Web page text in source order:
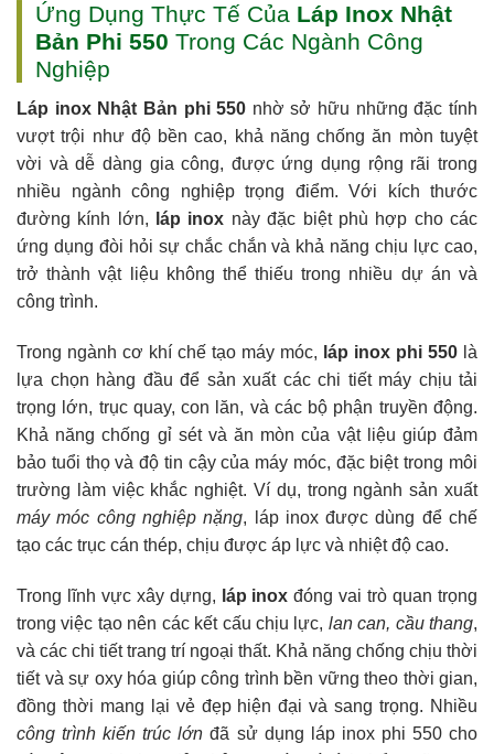
Ứng Dụng Thực Tế Của Láp Inox Nhật
Bản Phi 550 Trong Các Ngành Công
Nghiệp
Láp inox Nhật Bản phi 550 nhờ sở hữu những đặc tính
vượt trội như độ bền cao, khả năng chống ăn mòn tuyệt
vời và dễ dàng gia công, được ứng dụng rộng rãi trong
nhiều ngành công nghiệp trọng điểm. Với kích thước
đường kính lớn,
láp inox này đặc biệt phù hợp cho các
ứng dụng đòi hỏi sự chắc chắn và khả năng chịu lực cao,
trở thành vật liệu không thể thiếu trong nhiều dự án và
công trình.
Trong ngành cơ khí chế tạo máy móc, láp inox phi 550 là
lựa chọn hàng đầu để sản xuất các chi tiết máy chịu tải
trọng lớn, trục quay, con lăn, và các bộ phận truyền động.
Khả năng chống gỉ sét và ăn mòn của vật liệu giúp đảm
bảo tuổi thọ và độ tin cậy của máy móc, đặc biệt trong môi
trường làm việc khắc nghiệt. Ví dụ, trong ngành sản xuất
máy móc công nghiệp nặng, láp inox được dùng để chế
tạo các trục cán thép, chịu được áp lực và nhiệt độ cao.
Trong lĩnh vực xây dựng, láp inox đóng vai trò quan trọng
trong việc tạo nên các kết cấu chịu lực, lan can, cầu thang,
và các chi tiết trang trí ngoại thất. Khả năng chống chịu thời
tiết và sự oxy hóa giúp công trình bền vững theo thời gian,
đồng thời mang lại vẻ đẹp hiện đại và sang trọng. Nhiều
công trình kiến trúc lớn đã sử dụng láp inox phi 550 cho